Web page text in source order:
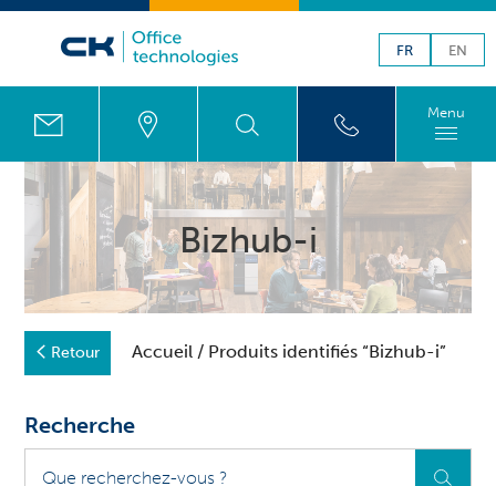
FR EN
Menu
Bizhub-i
Retour Accueil / Produits identifiés “Bizhub-i”
Recherche